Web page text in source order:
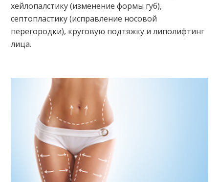
хейлопалстику (изменение формы губ),
септопластику (исправление носовой
перегородки), круговую подтяжку и липолифтинг
лица.